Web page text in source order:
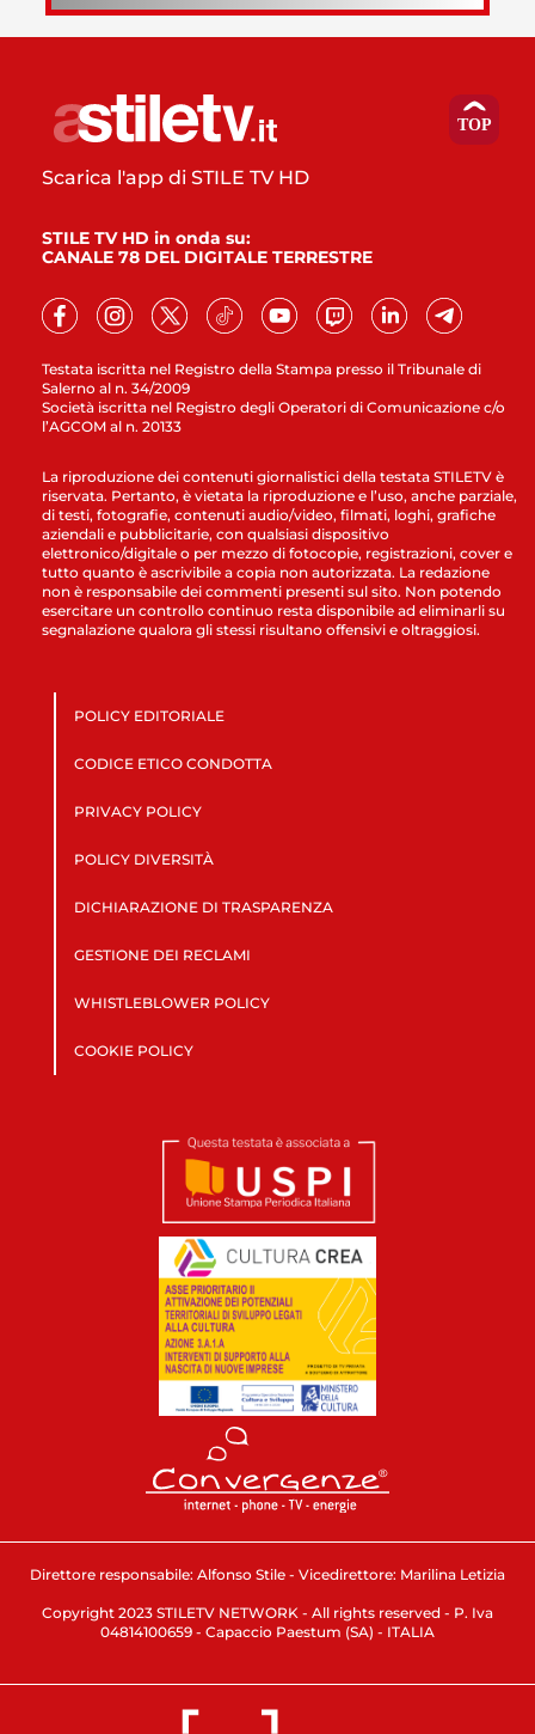
Testata iscritta nel Registro della Stampa presso il Tribunale di
Salerno al n. 34/2009
Società iscritta nel Registro degli Operatori di Comunicazione c/o
l’AGCOM al n. 20133
Scarica l'app di STILE TV HD
STILE TV HD in onda su:
CANALE 78 DEL DIGITALE TERRESTRE
La riproduzione dei contenuti giornalistici della testata STILETV è
riservata. Pertanto, è vietata la riproduzione e l’uso, anche parziale,
di testi, fotografie, contenuti audio/video, filmati, loghi, grafiche
aziendali e pubblicitarie, con qualsiasi dispositivo
elettronico/digitale o per mezzo di fotocopie, registrazioni, cover e
tutto quanto è ascrivibile a copia non autorizzata. La redazione
non è responsabile dei commenti presenti sul sito. Non potendo
esercitare un controllo continuo resta disponibile ad eliminarli su
segnalazione qualora gli stessi risultano offensivi e oltraggiosi.
POLICY EDITORIALE
CODICE ETICO CONDOTTA
PRIVACY POLICY
POLICY DIVERSITÀ
DICHIARAZIONE DI TRASPARENZA
GESTIONE DEI RECLAMI
WHISTLEBLOWER POLICY
COOKIE POLICY
Direttore responsabile: Alfonso Stile - Vicedirettore: Marilina Letizia
Copyright 2023 STILETV NETWORK - All rights reserved - P. Iva
04814100659 - Capaccio Paestum (SA) - ITALIA